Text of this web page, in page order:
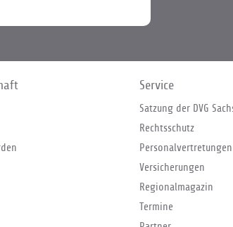
Service
Satzung der DVG
Rechtsschutz
Personalvertretungen
Versicherungen
Regionalmagazin
Termine